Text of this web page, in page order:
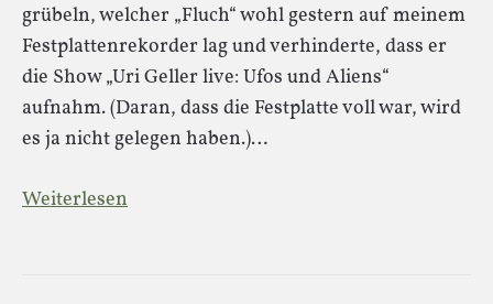
grübeln, welcher „Fluch“ wohl gestern auf meinem
Festplattenrekorder lag und verhinderte, dass er
die Show „Uri Geller live: Ufos und Aliens“
aufnahm. (Daran, dass die Festplatte voll war, wird
es ja nicht gelegen haben.)…
Weiterlesen